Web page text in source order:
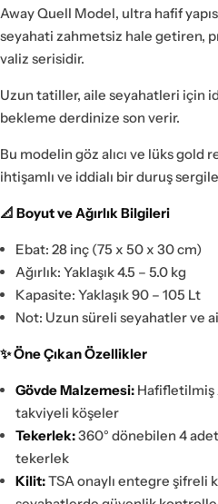
Away Quell Model, ultra hafif
seyahati zahmetsiz hale getiren,
valiz serisidir.
Uzun tatiller, aile seyahatleri için
bekleme derdinize son verir.
Bu modelin göz alıcı ve lüks gold
ihtişamlı ve iddialı bir duruş
📐 Boyut ve Ağırlık Bilgileri
Ebat: 28 inç (75 x 50 x 30 cm)
Ağırlık: Yaklaşık 4.5 – 5.0 kg
Kapasite: Yaklaşık 90 – 105 Lt
Not: Uzun süreli seyahatler ve
✨ Öne Çıkan Özellikler
Gövde Malzemesi: Hafifletilmiş
takviyeli köşeler
Tekerlek:360° dönebilen 4
tekerlek
Kilit:TSA onaylı entegre şifreli